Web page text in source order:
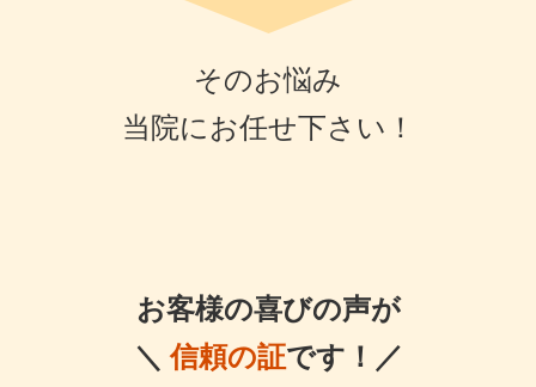
そのお悩み
当院にお任せ下さい！
お客様の喜びの声が
＼信頼の証です！／